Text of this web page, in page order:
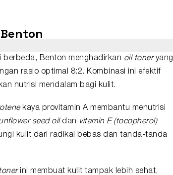
Benton menghadirkan oil toneryang
rasio optimal 8:2. Kombinasi ini efektif
nutrisi mendalam bagi kulit.
kaya provitamin A membantu menutrisi
seed oildan vitamin E (tocopherol)
kulit dari radikal bebas dan tanda-tanda
tonerini membuat kulit tampak lebih sehat,